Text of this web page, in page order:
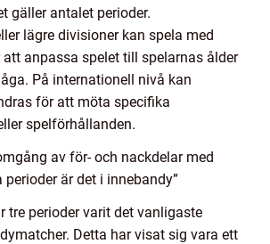
gäller antalet perioder.
lägre divisioner kan spela med
anpassa spelet till spelarnas ålder
På internationell nivå kan
för att möta specifika
spelförhållanden.
av för- och nackdelar med
är det i innebandy”
tre perioder varit det vanligaste
Detta har visat sig vara ett